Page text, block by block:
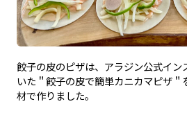
餃子の皮のピザは、アラジン公式イン
いた＂餃子の皮で簡単カニカマピザ
材で作りました。